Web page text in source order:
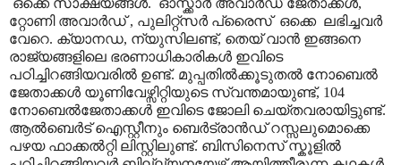
റ്റോണി അവാർഡ്, പുലിറ്റ്സർ പ്രൈസ് ഒക്കെ ലഭിച്ചവർ
വേറെ. ക്യാനഡ, ന്യുസിലണ്ട്, തെയ് വാൻ ഇങ്ങനെ
രാജ്യങ്ങളിലെ ഭരണാധികാരികൾ ഇവിടെ
പഠിച്ചിറങ്ങിയവരിൽ ഉണ്ട്. മുപ്പതിൽക്കൂടുതൽ നോബെൽ
ജേതാക്കൾ യൂണിവേഴ്സിറ്റിയുടെ സ്വന്തമായുണ്ട്, 104
നോബെൽജേതാക്കൾ ഇവിടെ ജോലി ചെയ്തവരായിട്ടുണ്ട്.
ആൽബെർട് ഐസ്റ്റീനും ബെർട്രാൻഡ് റസ്സലുമൊക്കെ
പഴയ ഫാക്കൽറ്റി ലിസ്റ്റിലുണ്ട്. ബിസിനെസ് സ്കൂളിൽ